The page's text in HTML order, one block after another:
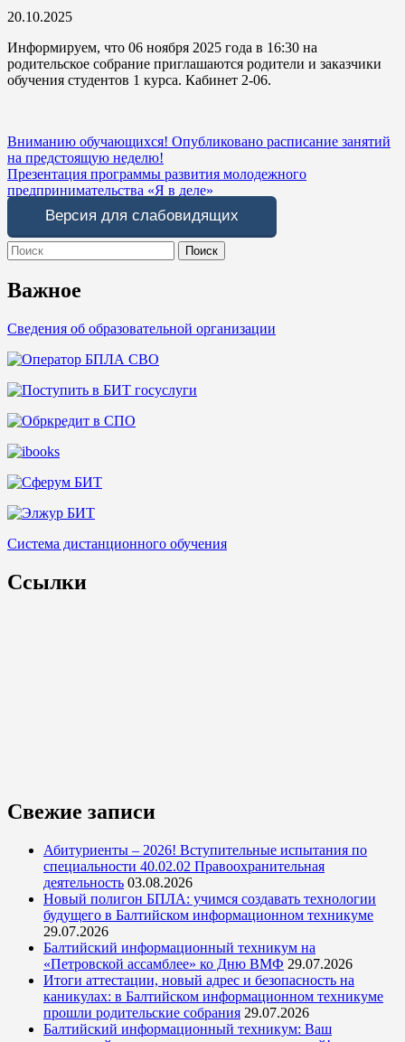
20.10.2025
Информируем, что 06 ноября 2025 года в 16:30 на
родительское собрание приглашаются родители и заказчики
обучения студентов 1 курса. Кабинет 2-06.
Навигация
по
записям
Вниманию обучающихся! Опубликовано расписание занятий
на предстоящую неделю!
Презентация программы развития молодежного
предпринимательства «Я в деле»
Версия для слабовидящих
Search
for:
Важное
Сведения об образовательной организации
Система дистанционного обучения
Ссылки
Свежие записи
Абитуриенты – 2026! Вступительные испытания по
специальности 40.02.02 Правоохранительная
деятельность 03.08.2026
Новый полигон БПЛА: учимся создавать технологии
будущего в Балтийском информационном техникуме
29.07.2026
Балтийский информационный техникум на
«Петровской ассамблее» ко Дню ВМФ 29.07.2026
Итоги аттестации, новый адрес и безопасность на
каникулах: в Балтийском информационном техникуме
прошли родительские собрания 29.07.2026
Балтийский информационный техникум: Ваш